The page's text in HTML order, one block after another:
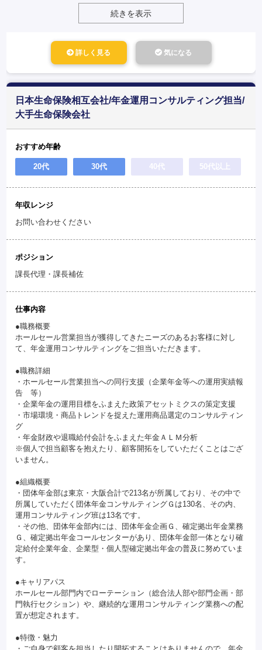
続きを表示
詳しく見る 気になる
日本生命保険相互会社/年金運用コンサルティング担当/
大手生命保険会社
おすすめ年齢
20代 30代 40代 50代以上
年収レンジ
お問い合わせください
ポジション
課長代理・課長補佐
仕事内容
●職務概要
ホールセール営業担当が獲得してきたニーズのあるお客様に対し
て、年金運用コンサルティングをご担当いただきます。
●職務詳細
・ホールセール営業担当への同行支援（企業年金等への運用実績報
告 等）
・企業年金の運用目標をふまえた政策アセットミクスの策定支援
・市場環境・商品トレンドを捉えた運用商品選定のコンサルティン
グ
・年金財政や退職給付会計をふまえた年金ＡＬＭ分析
※個人で担当顧客を抱えたり、顧客開拓をしていただくことはござ
いません。
●組織概要
・団体年金部は東京・大阪合計で213名が所属しており、その中で
所属していただく団体年金コンサルティングＧは130名、その内、
運用コンサルティング班は13名です。
・その他、団体年金部内には、団体年金企画Ｇ、確定拠出年金業務
Ｇ、確定拠出年金コールセンターがあり、団体年金部一体となり確
定給付企業年金、企業型・個人型確定拠出年金の普及に努めていま
す。
●キャリアパス
ホールセール部門内でローテーション（総合法人部や部門企画・部
門執行セクション）や、継続的な運用コンサルティング業務への配
置が想定されます。
●特徴・魅力